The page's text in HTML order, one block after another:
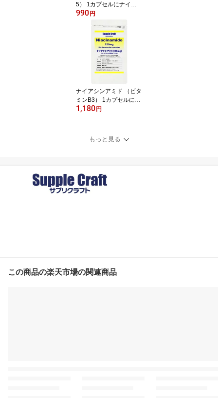
5） 1カプセルにナイア
シンアミド125mg 120カ
990円
ナイアシンアミド （ビタ
ミンB3） 1カプセルにナ
イアシンアミド250mg 1
1,180円
もっと見る
この商品の楽天市場の関連商品